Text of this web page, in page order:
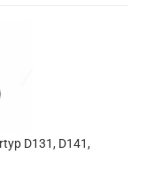
D131, D141,